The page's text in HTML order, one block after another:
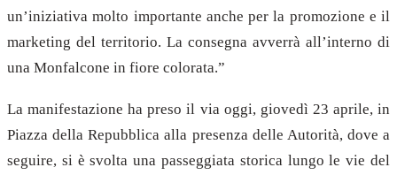
un’iniziativa molto importante anche per la promozione e il
marketing del territorio. La consegna avverrà all’interno di
una Monfalcone in fiore colorata.”
La manifestazione ha preso il via oggi, giovedì 23 aprile, in
Piazza della Repubblica alla presenza delle Autorità, dove a
seguire, si è svolta una passeggiata storica lungo le vie del